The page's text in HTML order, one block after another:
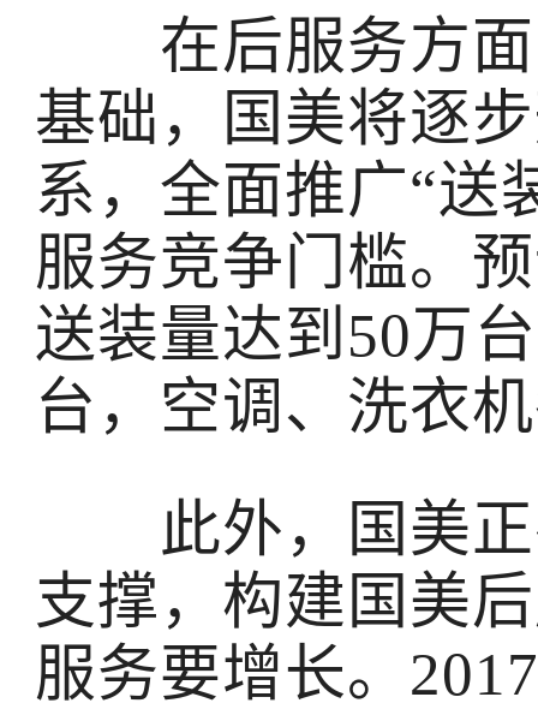
在后服务方面
基础，国美将逐
系，全面推广“送
服务竞争门槛。
送装量达到50万
台，空调、洗衣
此外，国美正
支撑，构建国美
服务要增长。